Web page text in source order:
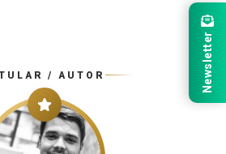
/ AUTOR Newsletter